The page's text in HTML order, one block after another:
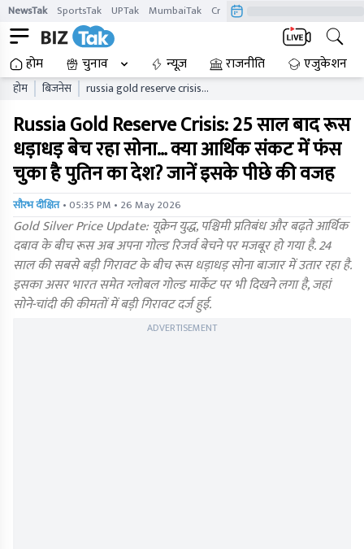
NewsTak SportsTak UPTak MumbaiTak CrimeTak
होम चुनाव न्यूज़ राजनीति एजुकेशन
होम बिजनेस
russia gold reserve crisis
market impact
Russia Gold Reserve Crisis: 25 साल बाद रूस
धड़ाधड़ बेच रहा सोना… क्या आर्थिक संकट में फंस
चुका है पुतिन का देश? जानें इसके पीछे की वजह
सौरभ दीक्षित • 05:35 PM • 26 May 2026
Gold Silver Price Update: यूक्रेन युद्ध, पश्चिमी प्रतिबंध और बढ़ते आर्थिक
दबाव के बीच रूस अब अपना गोल्ड रिजर्व बेचने पर मजबूर हो गया है. 24
साल की सबसे बड़ी गिरावट के बीच रूस धड़ाधड़ सोना बाजार में उतार रहा है.
इसका असर भारत समेत ग्लोबल गोल्ड मार्केट पर भी दिखने लगा है, जहां
सोने-चांदी की कीमतों में बड़ी गिरावट दर्ज हुई.
ADVERTISEMENT